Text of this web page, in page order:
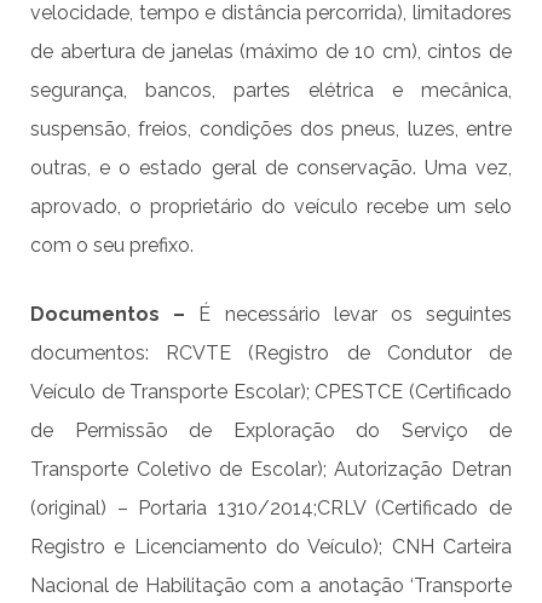
velocidade, tempo e distância percorrida), limitadores
de abertura de janelas (máximo de 10 cm), cintos de
segurança, bancos, partes elétrica e mecânica,
suspensão, freios, condições dos pneus, luzes, entre
outras, e o estado geral de conservação. Uma vez,
aprovado, o proprietário do veículo recebe um selo
com o seu prefixo.
Documentos –
É necessário levar os seguintes
documentos: RCVTE (Registro de Condutor de
Veículo de Transporte Escolar); CPESTCE (Certificado
de Permissão de Exploração do Serviço de
Transporte Coletivo de Escolar); Autorização Detran
(original) – Portaria 1310/2014;CRLV (Certificado de
Registro e Licenciamento do Veículo); CNH Carteira
Nacional de Habilitação com a anotação ‘Transporte